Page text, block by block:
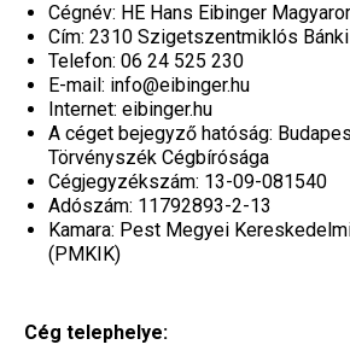
Cégnév: HE Hans Eibinger
Cím: 2310 Szigetszentmiklós
Telefon: 06 24 525 230
E-mail: info@eibinger.hu
Internet: eibinger.hu
A céget bejegyző hatóság:
Törvényszék Cégbírósága
Cégjegyzékszám: 13-09-081540
Adószám: 11792893-2-13
Kamara: Pest Megyei
(PMKIK)
Cég telephelye: